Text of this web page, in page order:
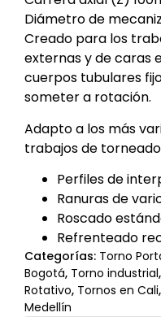
Diámetro de
Creado para los
externas y de caras
cuerpos tubulares
someter a rotación.
Adapto a los más
trabajos de
Perfiles de
Ranuras de
Roscado
Refrenteado
Categorías: Torno
Bogotá, Torno industrial,
Rotativo, Tornos en Cali,
Medellín